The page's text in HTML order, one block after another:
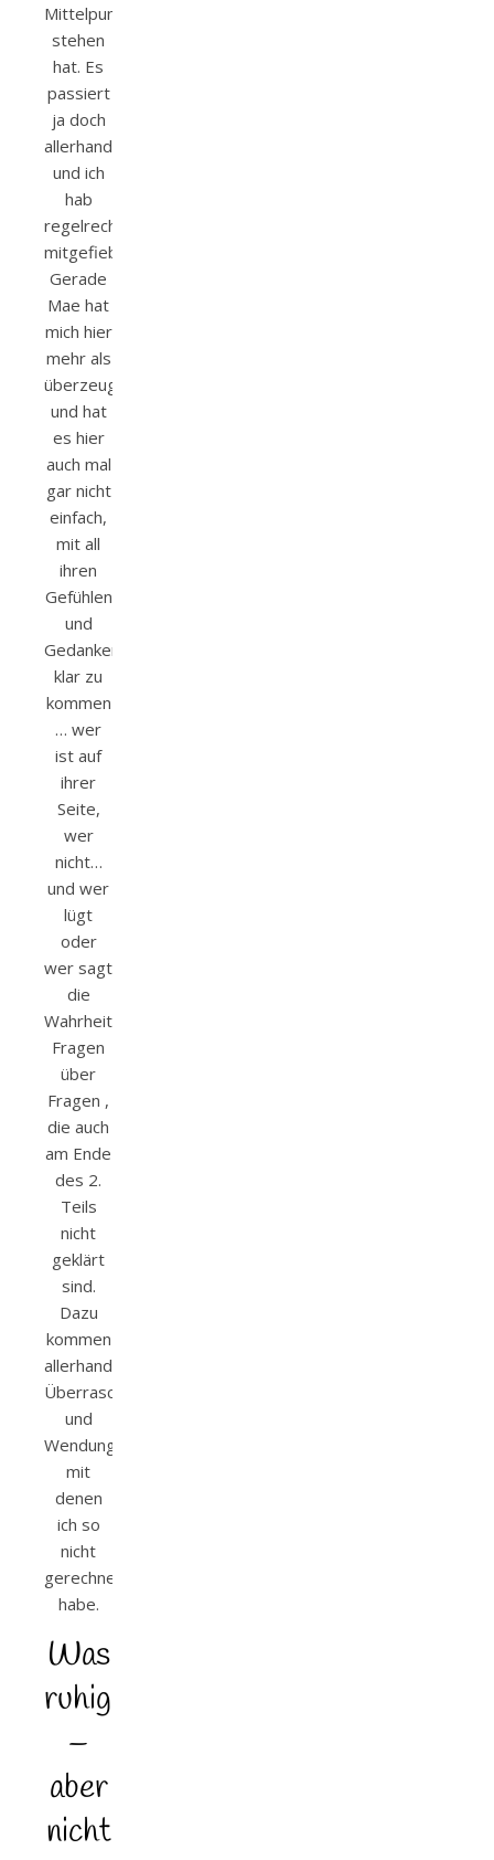
Mittelpunkt
stehen
hat. Es
passiert
ja doch
allerhand
und ich
hab
regelrecht
mitgefiebert.
Gerade
Mae hat
mich hier
mehr als
überzeugt
und hat
es hier
auch mal
gar nicht
einfach,
mit all
ihren
Gefühlen
und
Gedanken
klar zu
kommen
… wer
ist auf
ihrer
Seite,
wer
nicht…
und wer
lügt
oder
wer sagt
die
Wahrheit?
Fragen
über
Fragen ,
die auch
am Ende
des 2.
Teils
nicht
geklärt
sind.
Dazu
kommen
allerhand
Überraschungen
und
Wendungen,
mit
denen
ich so
nicht
gerechnet
habe.
Was
ruhiger
–
aber
nicht